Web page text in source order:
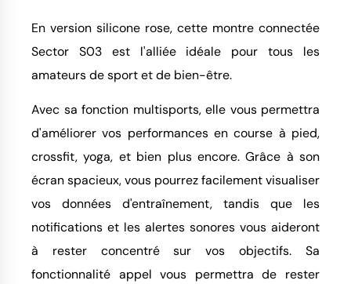
En version silicone rose, cette montre connectée
Sector S03 est l'alliée idéale pour tous les
amateurs de sport et de bien-être.
Avec sa fonction multisports, elle vous permettra
d'améliorer vos performances en course à pied,
crossfit, yoga, et bien plus encore. Grâce à son
écran spacieux, vous pourrez facilement visualiser
vos données d'entraînement, tandis que les
notifications et les alertes sonores vous aideront
à rester concentré sur vos objectifs. Sa
fonctionnalité appel vous permettra de rester